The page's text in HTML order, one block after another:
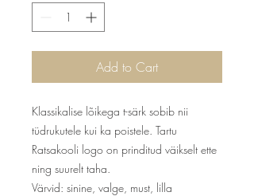
Add to Cart
Klassikalise lõikega t-särk sobib nii
tüdrukutele kui ka poistele. Tartu
Ratsakooli logo on prinditud väikselt ette
ning suurelt taha.
Värvid: sinine, valge, must, lilla